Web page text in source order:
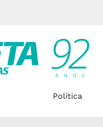
Política